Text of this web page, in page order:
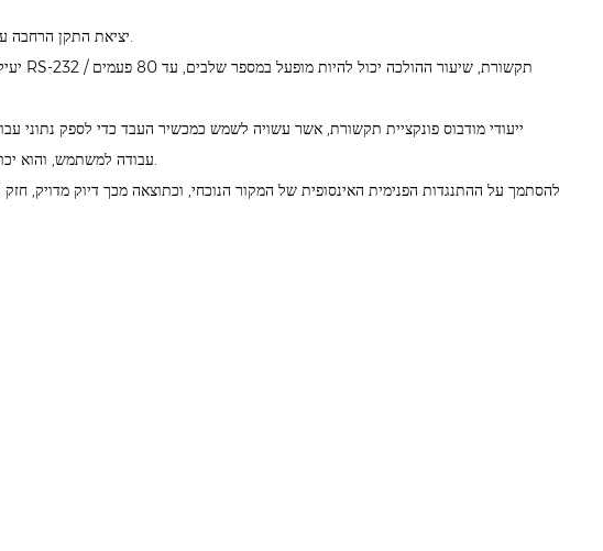
יישום מספר טורי מרובה, RS-232 כסטנדרט, RS-485 ו Uart יציאת התקן הרחבה עבור אופציונלי.
עבודה למשתמש, והוא יכול להפוך להתקן הראשי לשחרר את פקודת הבקרה אל העבד החיצוני במכשיר.